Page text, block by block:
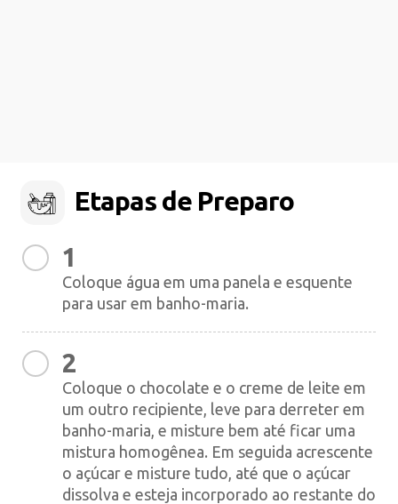
Etapas de Preparo
1
Coloque água em uma panela e esquente
para usar em banho-maria.
2
Coloque o chocolate e o creme de leite em
um outro recipiente, leve para derreter em
banho-maria, e misture bem até ficar uma
mistura homogênea. Em seguida acrescente
o açúcar e misture tudo, até que o açúcar
dissolva e esteja incorporado ao restante do